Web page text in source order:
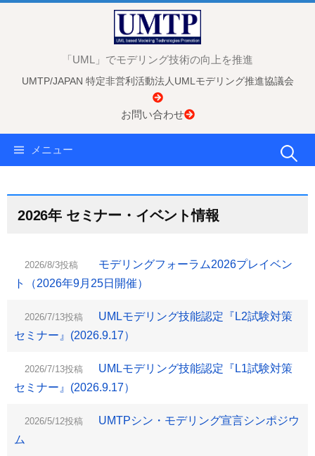
「UML」でモデリング技術の向上を推進
UMTP/JAPAN 特定非営利活動法人UMLモデリング推進協議会
お問い合わせ
メニュー 検
2026年 セミナー・イベント情報
2026/8/3投稿
モデリングフォーラム2026プレイベン
ト（2026年9月25日開催）
2026/7/13投稿
UMLモデリング技能認定『L2試験対策
セミナー』(2026.9.17）
2026/7/13投稿
UMLモデリング技能認定『L1試験対策
セミナー』(2026.9.17）
2026/5/12投稿
UMTPシン・モデリング宣言シンポジウ
ム